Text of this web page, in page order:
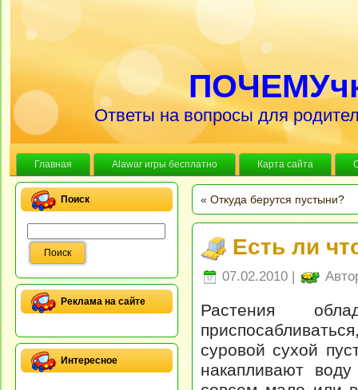
Ответы на вопросы для
Главная Alawar игры бесплатно Карта сайта
Поиск
Реклама на сайте
Интересное
« Откуда берутся пустыни?
Есть ли
07.02.2010 |
Растения
суровой сухой
накапливают